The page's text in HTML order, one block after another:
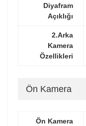
Diyafram
Açıklığı
2.Arka
Kamera
Özellikleri
Ön Kamera
Ön Kamera